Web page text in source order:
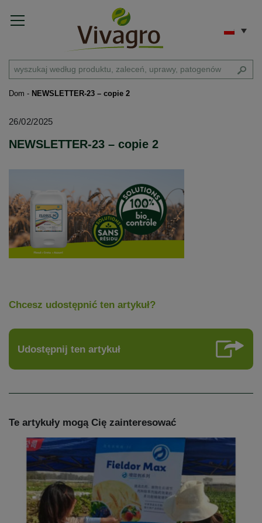
Dom - NEWSLETTER-23 – copie 2
26/02/2025
NEWSLETTER-23 – copie 2
Chcesz udostępnić ten artykuł?
Udostępnij ten artykuł
Te artykuły mogą Cię zainteresować